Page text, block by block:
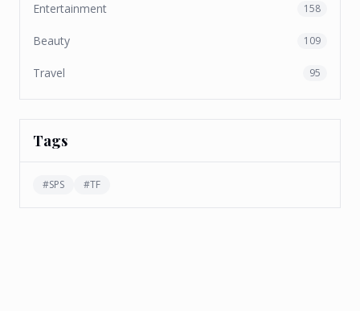
Entertainment 158
Beauty 109
Travel 95
Tags
#SPS #TF